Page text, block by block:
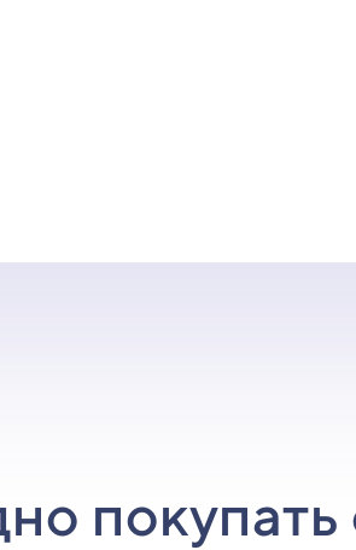
покупать